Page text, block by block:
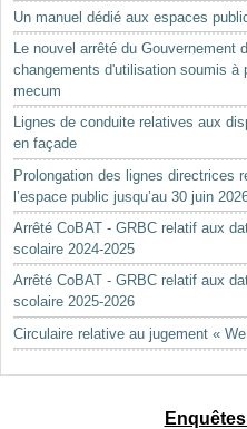
Un manuel dédié aux espaces
Le nouvel arrêté du Gouvernement
changements d'utilisation soumis à
mecum
Lignes de conduite relatives aux
en façade
Prolongation des lignes directrices
l’espace public jusqu’au 30 juin
Arrêté CoBAT - GRBC relatif aux
scolaire 2024-2025
Arrêté CoBAT - GRBC relatif aux
scolaire 2025-2026
Circulaire relative au jugement «